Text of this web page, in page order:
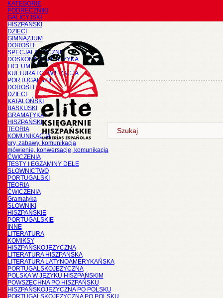
KATEGORIE
PODRĘCZNIKI
GALICYJSKI
HISZPAŃSKI
DZIECI
GIMNAZJUM
DOROŚLI
SPECJALISTYCZNE
DOSKONALENIE JĘZYKA
LICEUM
KULTURA I CYWILIZACJA
PORTUGALSKIE
DOROŚLI
DZIECI
KATALOŃSKI
BASKIJSKI
GRAMATYKA
HISZPAŃSKI
TEORIA
KOMUNIKACJA
gry, zabawy, komunikacja
mówienie, konwersacje, komunikacja
ĆWICZENIA
TESTY I EGZAMINY DELE
SŁOWNICTWO
PORTUGALSKI
TEORIA
ĆWICZENIA
Gramatyka
SŁOWNIKI
HISZPAŃSKIE
PORTUGALSKIE
INNE
LITERATURA
KOMIKSY
HISZPAŃSKOJĘZYCZNA
LITERATURA HISZPANSKA
LITERATURA LATYNOAMERYKAŃSKA
PORTUGALSKOJĘZYCZNA
POLSKA W JĘZYKU HISZPAŃSKIM
POWSZECHNA PO HISZPAŃSKU
HISZPAŃSKOJĘZYCZNA PO POLSKU
PORTUGALSKOJĘZYCZNA PO POLSKU